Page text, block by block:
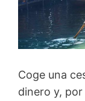
Coge una
dinero y,